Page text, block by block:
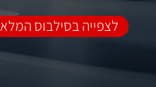
לצפייה בסילבוס המלא